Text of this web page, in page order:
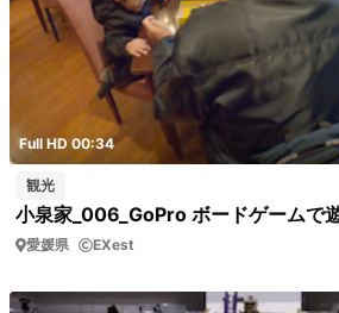
Full HD 00:34
観光
小泉家_006_GoPro ボードゲームで
愛媛県 EXest